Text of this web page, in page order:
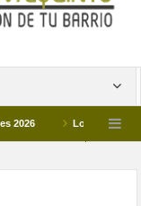
Los Campus de